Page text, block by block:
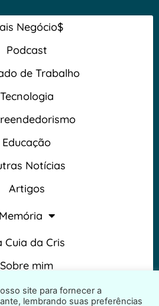
Negócio$
Podcast
de Trabalho
Tecnologia
Educação
Notícias
Artigos
Memória
Cuia da Cris
Sobre mim
e Condições
site para fornecer a
lembrando suas preferências